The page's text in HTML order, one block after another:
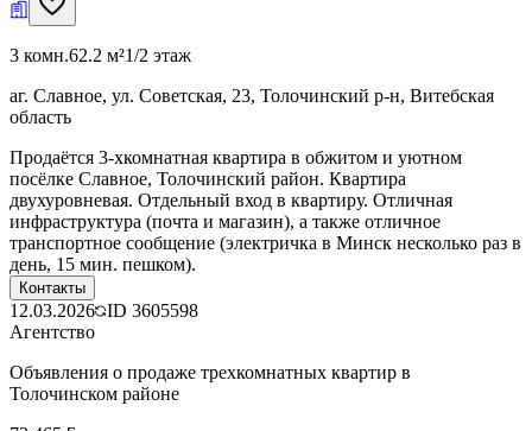
3 комн.62.2 м²1/2 этаж
аг. Славное, ул. Советская, 23, Толочинский р-н, Витебская
область
Продаётся 3-хкомнатная квартира в обжитом и уютном
посёлке Славное, Толочинский район. Квартира
двухуровневая. Отдельный вход в квартиру. Отличная
инфраструктура (почта и магазин), а также отличное
транспортное сообщение (электричка в Минск несколько раз в
день, 15 мин. пешком).
Контакты
12.03.2026 ID 3605598
Агентство
Объявления о продаже трехкомнатных квартир в
Толочинском районе